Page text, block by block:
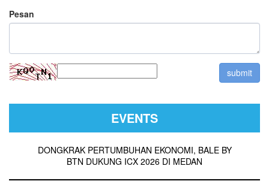
Pesan
EVENTS
DONGKRAK PERTUMBUHAN EKONOMI, BALE BY
BTN DUKUNG ICX 2026 DI MEDAN